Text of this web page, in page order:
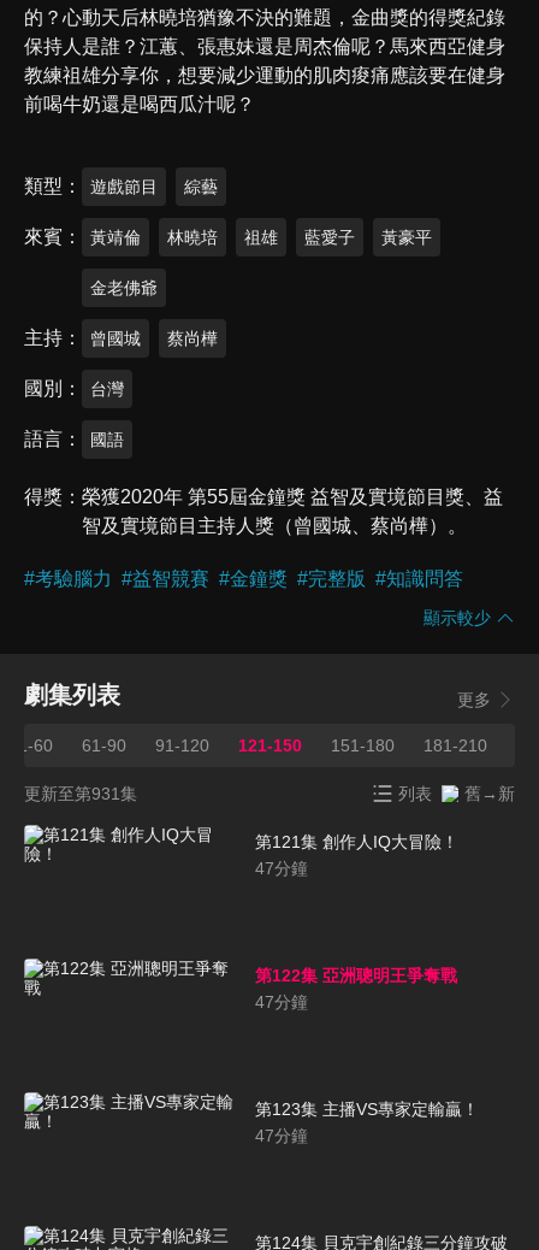
的？心動天后林曉培猶豫不決的難題，金曲獎的得獎紀錄
保持人是誰？江蕙、張惠妹還是周杰倫呢？馬來西亞健身
教練祖雄分享你，想要減少運動的肌肉痠痛應該要在健身
前喝牛奶還是喝西瓜汁呢？
類型 遊戲節目 綜藝
來賓 黃靖倫 林曉培 祖雄 藍愛子 黃豪平
金老佛爺
主持 曾國城 蔡尚樺
國別 台灣
語言 國語
得獎
榮獲2020年 第55屆金鐘獎 益智及實境節目獎、益
智及實境節目主持人獎（曾國城、蔡尚樺）。
#考驗腦力 #益智競賽 #金鐘獎 #完整版 #知識問答
顯示較少
劇集列表 更多
31-60 61-90 91-120 121-150 151-180 181-210
更新至第931集 列表 舊→新
第121集 創作人IQ大冒險！
47分鐘
第122集 亞洲聰明王爭奪戰
47分鐘
第123集 主播VS專家定輸贏！
47分鐘
第124集 貝克宇創紀錄三分鐘攻破